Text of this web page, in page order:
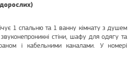
1 спальню та 1 ванну кімнату з душем
стіни, шафу для одягу та
і кабельними каналами. У номері